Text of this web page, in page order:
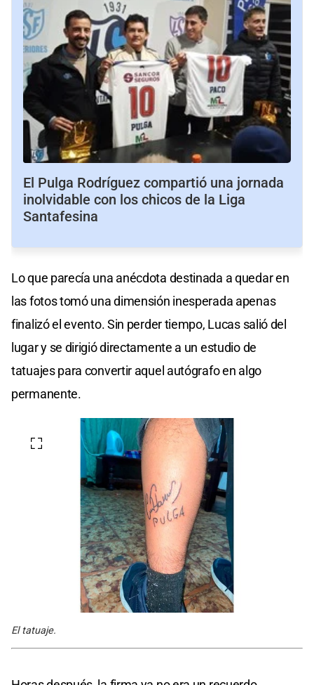
El Pulga Rodríguez compartió una jornada
inolvidable con los chicos de la Liga
Santafesina
Lo que parecía una anécdota destinada a quedar en
las fotos tomó una dimensión inesperada apenas
finalizó el evento. Sin perder tiempo, Lucas salió del
lugar y se dirigió directamente a un estudio de
tatuajes para convertir aquel autógrafo en algo
permanente.
El tatuaje.